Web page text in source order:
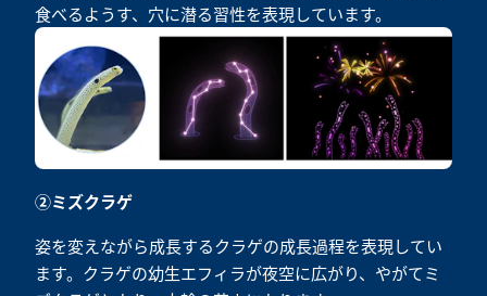
食べるようす、穴に潜る習性を表現しています。
②ミズクラゲ
姿を変えながら成長するクラゲの成長過程を表現してい
ます。クラゲの幼生エフィラが夜空に広がり、やがてミ